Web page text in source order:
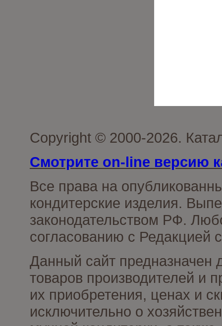
Copyright © 2000-2026.
Смотрите on-line версию
Все права на
кондитерские изделия.
законодательством РФ.
согласованию с Редакцией
Данный сайт предназначен
товаров производителей и
их приобретения, ценах и
исключительно о